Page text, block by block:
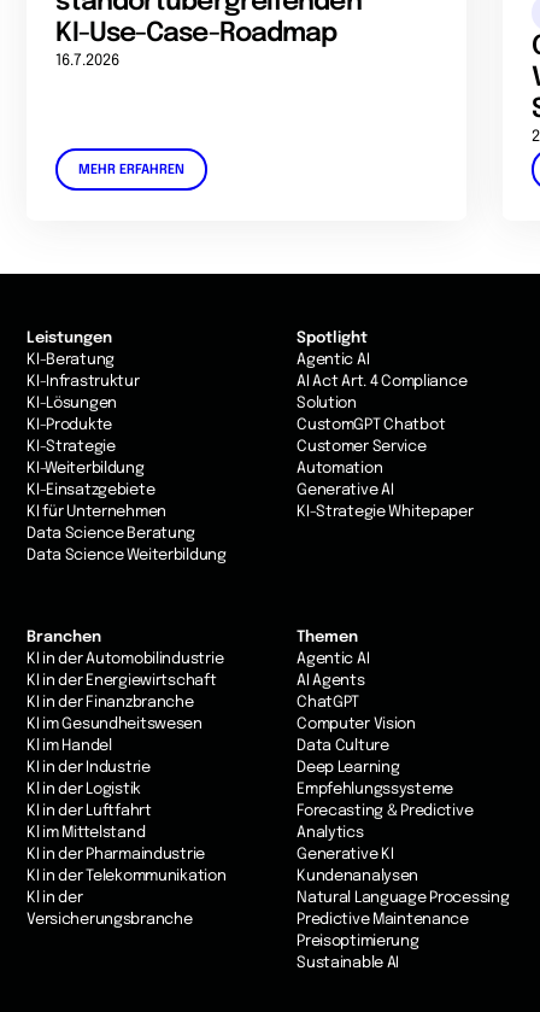
KI-Use-Case-Roadmap
16.7.2026
MEHR ERFAHREN
Leistungen
KI-Beratung
KI-Infrastruktur
KI-Lösungen
KI-Produkte
KI-Strategie
KI-Weiterbildung
KI-Einsatzgebiete
KI für Unternehmen
Data Science Beratung
Data Science Weiterbildung
Branchen
KI in der Automobilindustrie
KI in der Energiewirtschaft
KI in der Finanzbranche
KI im Gesundheitswesen
Kl im Handel
KI in der Industrie
Kl in der Logistik
KI in der Luftfahrt
Kl im Mittelstand
KI in der Pharmaindustrie
KI in der Telekommunikation
Kl in der
Versicherungsbranche
Themen
Agentic AI
AI Agents
ChatGPT
Computer Vision
Data Culture
Deep Learning
Empfehlungssysteme
Forecasting & Predictive
Analytics
Generative KI
Kundenanalysen
Natural Language Processing
Predictive Maintenance
Preisoptimierung
Sustainable AI
Spotlight
Agentic AI
AI Act Art. 4 Compliance
Solution
CustomGPT Chatbot
Customer Service
Automation
Generative AI
KI-Strategie Whitepaper